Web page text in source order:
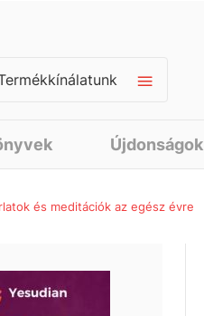
Újdonságok
és meditációk az egész évre